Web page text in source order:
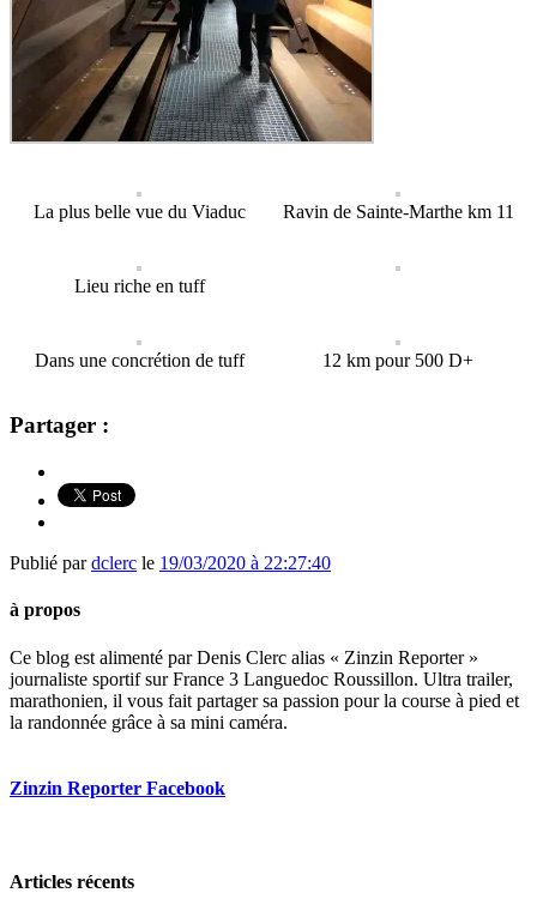
La plus belle vue du Viaduc Ravin de Sainte-Marthe km 11
Lieu riche en tuff
Dans une concrétion de tuff 12 km pour 500 D+
Partager :
Publié pardclerc le 19/03/2020 à 22:27:40
à propos
Ce blog est alimenté par Denis Clerc alias « Zinzin Reporter »
journaliste sportif sur France 3 Languedoc Roussillon. Ultra trailer,
marathonien, il vous fait partager sa passion pour la course à pied et
la randonnée grâce à sa mini caméra.
Zinzin Reporter Facebook
Articles récents